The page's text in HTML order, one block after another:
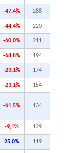
-47,4% 288
-44,4% 220
-60,0% 211
-68,8% 194
-23,1% 174
-23,1% 154
-61,5% 134
-9,1% 129
25,0% 119